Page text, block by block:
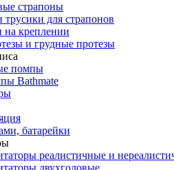
страпоны
трусики для страпонов
креплении
и грудные протезы
помпы
Bathmate
батарейки
реалистичные и
двухголовые